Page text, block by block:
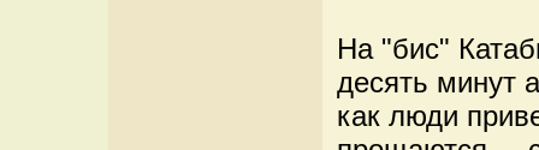
На "бис"
десять минут
как люди